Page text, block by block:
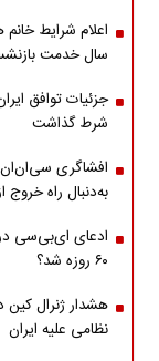
اعلام شرایط
سال خدمت
جزئیات توافق
شرط گذاشت
افشاگری
به‌دنبال راه خروج
ادعای ای‌بی‌سی
۶۰ روزه شد؟
هشدار ژنرال کین
نظامی علیه ایران